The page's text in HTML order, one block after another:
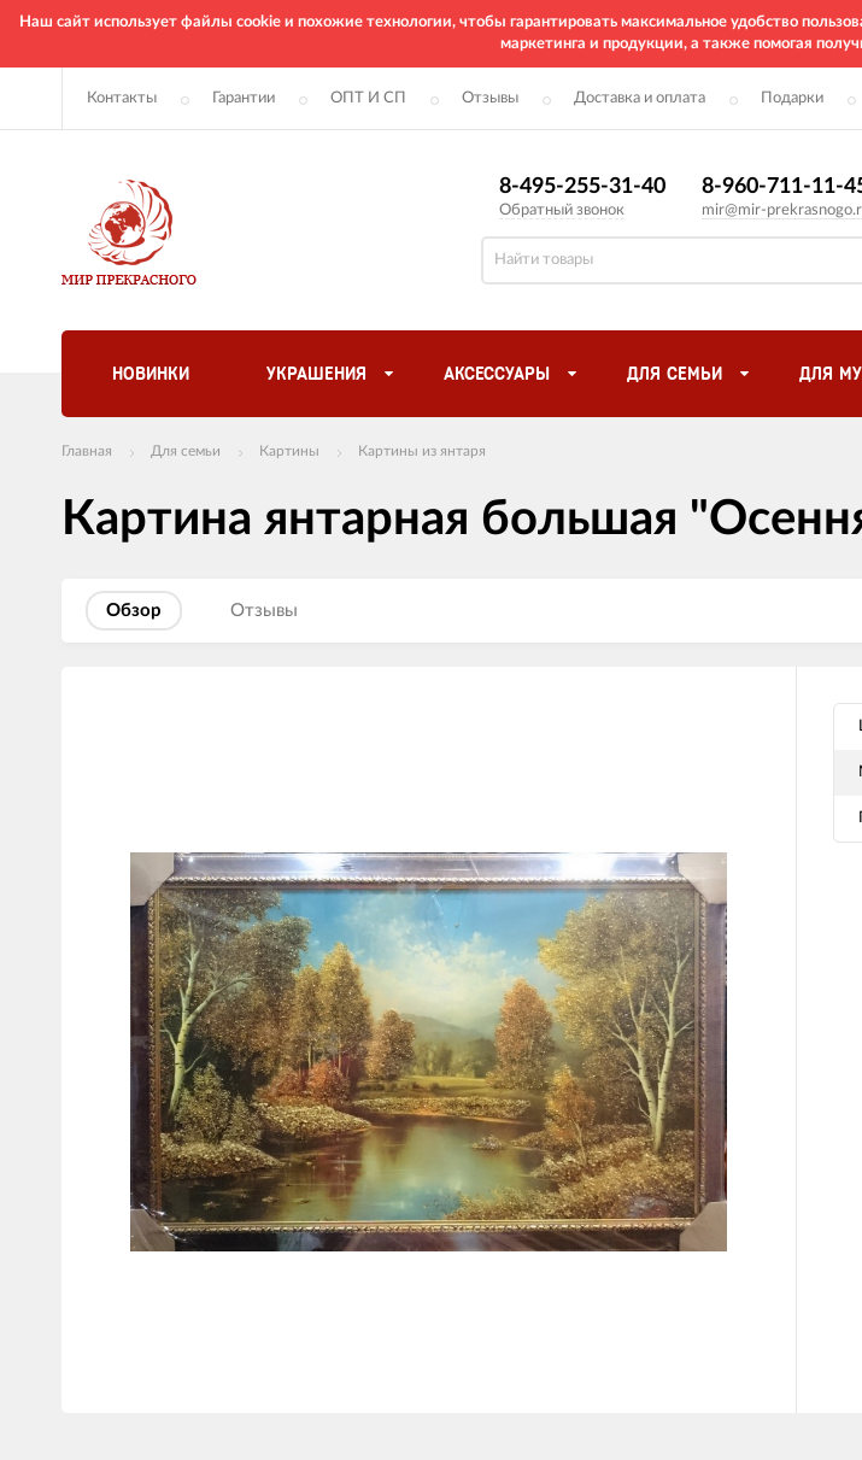
Наш сайт использует файлы cookie и похожие технологии, чтобы гарантировать максимальное удобство
маркетинга и продукции, а также помогая
Контакты Гарантии ОПТ И СП Отзывы Доставка и оплата Подарки
8-495-255-31-40
Обратный звонок
8-960-711-11-
mir@mir-
НОВИНКИ УКРАШЕНИЯ АКСЕССУАРЫ ДЛЯ СЕМЬИ ДЛЯ
Главная Для семьи Картины Картины из янтаря
Картина янтарная большая
Обзор Отзывы